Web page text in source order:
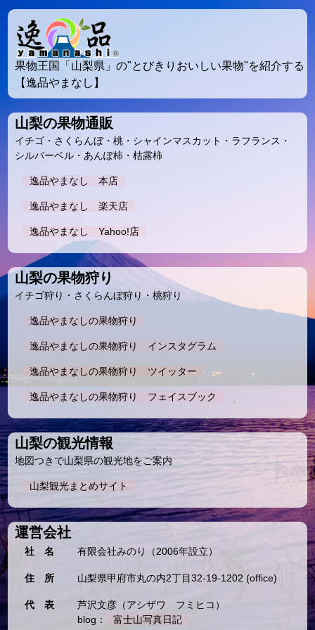
果物王国「山梨県」の"とびきりおいしい果物"を紹介する
【逸品やまなし】
山梨の果物通販
イチゴ・さくらんぼ・桃・シャインマスカット・ラフランス・
シルバーベル・あんぽ柿・枯露柿
逸品やまなし 本店
逸品やまなし 楽天店
逸品やまなし Yahoo!店
山梨の果物狩り
イチゴ狩り・さくらんぼ狩り・桃狩り
逸品やまなしの果物狩り
逸品やまなしの果物狩り インスタグラム
逸品やまなしの果物狩り ツイッター
逸品やまなしの果物狩り フェイスブック
山梨の観光情報
地図つきで山梨県の観光地をご案内
山梨観光まとめサイト
運営会社
社 名 有限会社みのり（2006年設立）
住 所 山梨県甲府市丸の内2丁目32-19-1202 (office)
代 表
芦沢文彦（アシザワ フミヒコ）
blog：
富士山写真日記